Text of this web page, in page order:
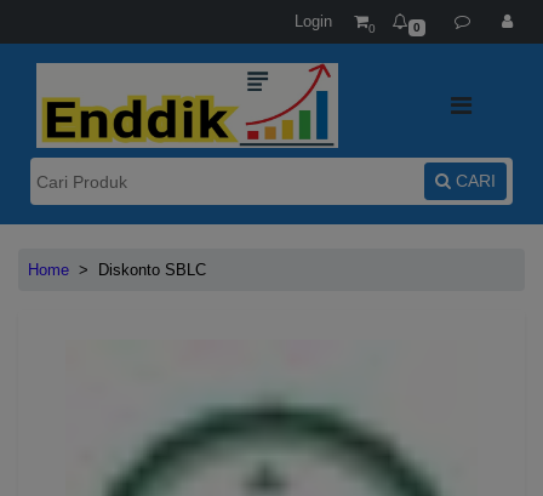
Login 0 0
CARI
Home > Diskonto SBLC